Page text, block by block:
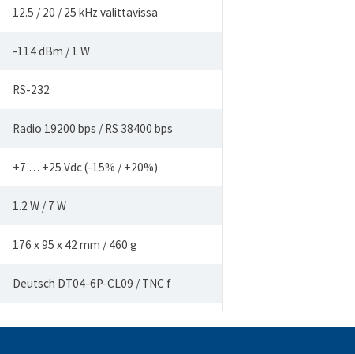
12.5 / 20 / 25 kHz valittavissa
-114 dBm / 1 W
RS-232
Radio 19200 bps / RS 38400 bps
+7 … +25 Vdc (-15% / +20%)
1.2 W / 7 W
176 x 95 x 42 mm / 460 g
Deutsch DT04-6P-CL09 / TNC f